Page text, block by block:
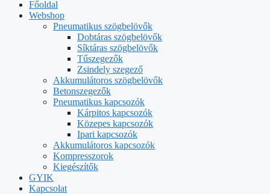
Főoldal
Webshop
Pneumatikus szögbelövők
Dobtáras szögbelövők
Síktáras szögbelövők
Tűszegezők
Zsindely szegező
Akkumulátoros szögbelövők
Betonszegezők
Pneumatikus kapcsozók
Kárpitos kapcsozók
Közepes kapcsozók
Ipari kapcsozók
Akkumulátoros kapcsozók
Kompresszorok
Kiegészítők
GYIK
Kapcsolat